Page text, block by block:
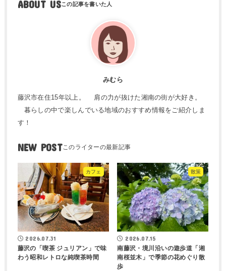
ABOUT US
みむら
藤沢市在住15年以上。 肩の力が抜けた湘南の街が大好き。
暮らしの中で楽しんでいる地域のおすすめ情報をご紹介しま
す！
NEW POST
カフェ
2026.07.31
藤沢の「喫茶 ジュリアン」で味
わう昭和レトロな純喫茶時間
散策
2026.07.15
南藤沢・境川沿いの遊歩道「湘
南桜並木」で季節の花めぐり散
歩